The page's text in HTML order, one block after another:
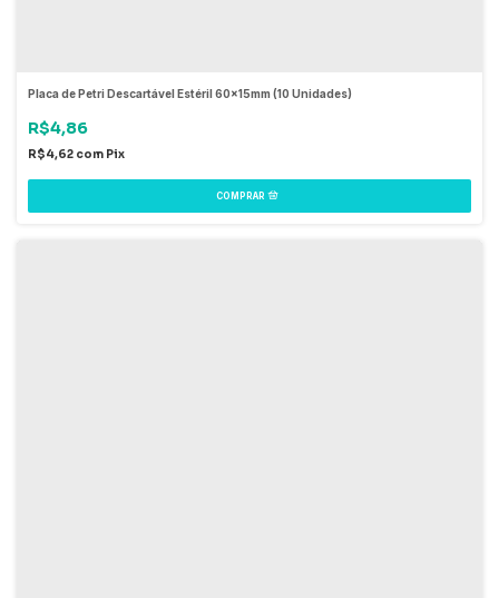
Placa de Petri Descartável Estéril 60x15mm (10 Unidades)
R$4,86
R$4,62 com Pix